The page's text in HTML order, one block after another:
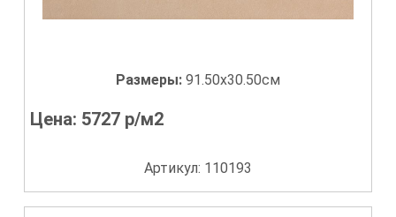
Размеры: 91.50x30.50см
Цена: 5727 р/м2
Артикул: 110193